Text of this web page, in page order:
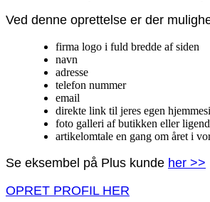
Ved denne oprettelse er der
firma logo i fuld bredde af siden
navn
adresse
telefon nummer
email
direkte link til jeres egen
foto galleri af butikken eller
artikelomtale en gang om året i
Se eksembel på Plus kunde her >>
OPRET PROFIL HER